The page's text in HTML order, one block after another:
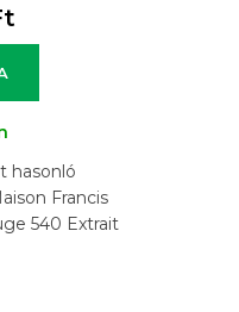
hasonló
Francis
540 Extrait